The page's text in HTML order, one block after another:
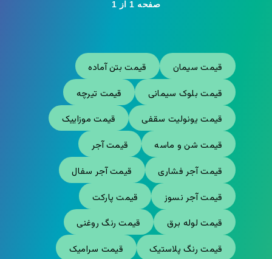
صفحه 1 از 1
قیمت سیمان
قیمت بتن آماده
قیمت بلوک سیمانی
قیمت تیرچه
قیمت یونولیت سقفی
قیمت موزاییک
قیمت شن و ماسه
قیمت آجر
قیمت آجر فشاری
قیمت آجر سفال
قیمت آجر نسوز
قیمت پارکت
قیمت لوله برق
قیمت رنگ روغنی
قیمت رنگ پلاستیک
قیمت سرامیک